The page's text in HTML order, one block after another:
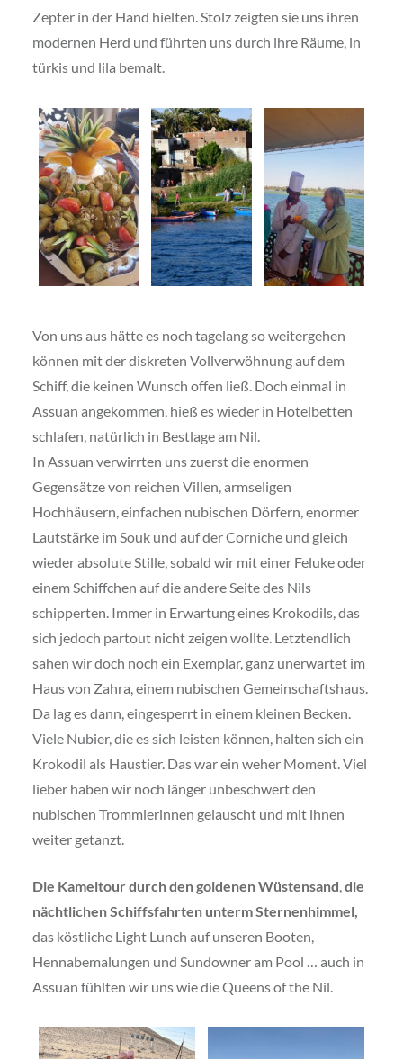
Zepter in der Hand hielten. Stolz zeigten sie uns ihren
modernen Herd und führten uns durch ihre Räume, in
türkis und lila bemalt.
Von uns aus hätte es noch tagelang so weitergehen
können mit der diskreten Vollverwöhnung auf dem
Schiff, die keinen Wunsch offen ließ. Doch einmal in
Assuan angekommen, hieß es wieder in Hotelbetten
schlafen, natürlich in Bestlage am Nil.
In Assuan verwirrten uns zuerst die enormen
Gegensätze von reichen Villen, armseligen
Hochhäusern, einfachen nubischen Dörfern, enormer
Lautstärke im Souk und auf der Corniche und gleich
wieder absolute Stille, sobald wir mit einer Feluke oder
einem Schiffchen auf die andere Seite des Nils
schipperten. Immer in Erwartung eines Krokodils, das
sich jedoch partout nicht zeigen wollte. Letztendlich
sahen wir doch noch ein Exemplar, ganz unerwartet im
Haus von Zahra, einem nubischen Gemeinschaftshaus.
Da lag es dann, eingesperrt in einem kleinen Becken.
Viele Nubier, die es sich leisten können, halten sich ein
Krokodil als Haustier. Das war ein weher Moment. Viel
lieber haben wir noch länger unbeschwert den
nubischen Trommlerinnen gelauscht und mit ihnen
weiter getanzt.
Die Kameltour durch den goldenen Wüstensand die
nächtlichen Schiffsfahrten unterm Sternenhimmel,
das köstliche Light Lunch auf unseren Booten,
Hennabemalungen und Sundowner am Pool … auch in
Assuan fühlten wir uns wie die Queens of the Nil.